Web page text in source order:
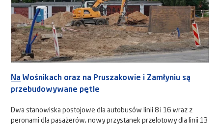
Na Wośnikach oraz na Pruszakowie i Zamłyniu są
przebudowywane pętle
Dwa stanowiska postojowe dla autobusów linii 8 i 16 wraz z
peronami dla pasażerów, nowy przystanek przelotowy dla linii 13